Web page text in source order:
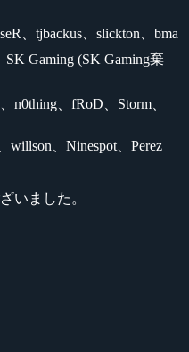
、tjbackus、slickton、bma
SK Gaming (SK Gaming棄
n0thing、fRoD、Storm、
willson、Ninespot、Perez
いました。